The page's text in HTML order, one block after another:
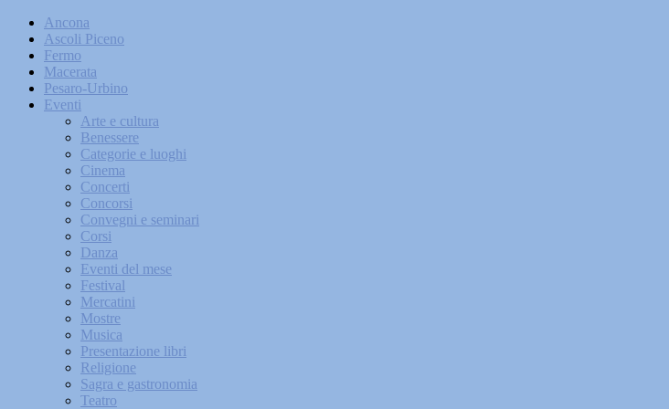
Ancona
Ascoli Piceno
Fermo
Macerata
Pesaro-Urbino
Eventi
Arte e cultura
Benessere
Categorie e luoghi
Cinema
Concerti
Concorsi
Convegni e seminari
Corsi
Danza
Eventi del mese
Festival
Mercatini
Mostre
Musica
Presentazione libri
Religione
Sagra e gastronomia
Teatro